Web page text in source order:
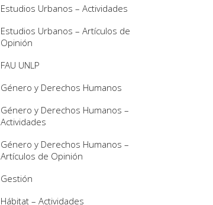
Estudios Urbanos – Actividades
Estudios Urbanos – Artículos de
Opinión
FAU UNLP
Género y Derechos Humanos
Género y Derechos Humanos –
Actividades
Género y Derechos Humanos –
Artículos de Opinión
Gestión
Hábitat – Actividades